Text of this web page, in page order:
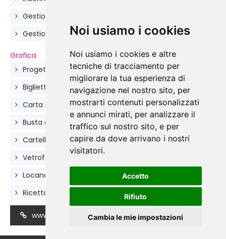
Noi usiamo i cookies
Noi usiamo i cookies e altre
tecniche di tracciamento per
migliorare la tua esperienza di
navigazione nel nostro sito, per
mostrarti contenuti personalizzati
e annunci mirati, per analizzare il
traffico sul nostro sito, e per
capire da dove arrivano i nostri
visitatori.
Accetto
Rifiuto
Cambia le mie impostazioni
Gestione dinamica dei corsi e degli eventi
Gestione dinamica della newsletter
Grafica
Progettazione e realizzazione del Logo
Biglietti da visita 4,5x8,5 cm
Carta intestata
Busta da lettere 23x11 cm
Cartellina portadocumenti 44x31 cm
Vetrofania
Locandine
Ricettario
www.luxurycakedesign.it